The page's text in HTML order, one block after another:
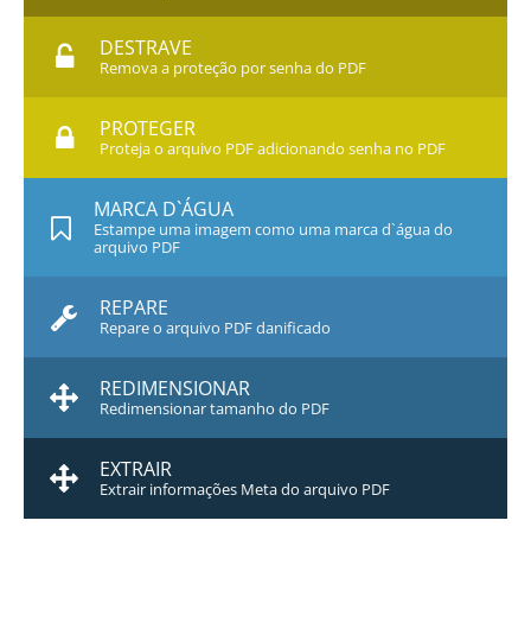
DESTRAVE
Remova a proteção por senha do PDF
PROTEGER
Proteja o arquivo PDF adicionando senha no PDF
MARCA D`ÁGUA
Estampe uma imagem como uma marca d`água do
arquivo PDF
REPARE
Repare o arquivo PDF danificado
REDIMENSIONAR
Redimensionar tamanho do PDF
EXTRAIR
Extrair informações Meta do arquivo PDF